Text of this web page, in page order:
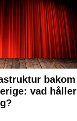
bakom
vad håller